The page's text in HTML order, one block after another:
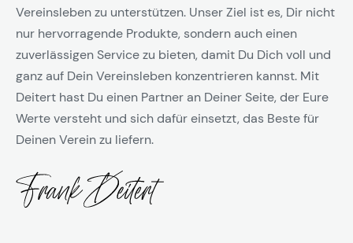
Vereinsleben zu unterstützen. Unser Ziel ist es, Dir nicht
nur hervorragende Produkte, sondern auch einen
zuverlässigen Service zu bieten, damit Du Dich voll und
ganz auf Dein Vereinsleben konzentrieren kannst. Mit
Deitert hast Du einen Partner an Deiner Seite, der Eure
Werte versteht und sich dafür einsetzt, das Beste für
Deinen Verein zu liefern.